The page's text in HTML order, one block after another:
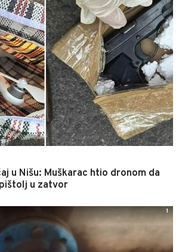
u Nišu: Muškarac htio dronom da
u zatvor
1